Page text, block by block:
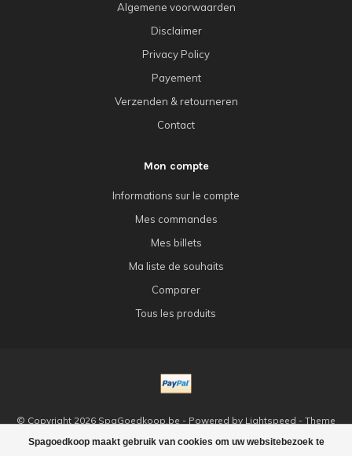
Spagoedkoop maakt gebruik van cookies om uw websitebezoek te
Algemene voorwaarden
Disclaimer
Privacy Policy
Payement
Verzenden & retourneren
Contact
Mon compte
Informations sur le compte
Mes commandes
Mes billets
Ma liste de souhaits
Comparer
Tous les produits
© Copyright 2026 SpaGoedkoop.be - Powered by Lightspeed - Theme
byDyvelopment